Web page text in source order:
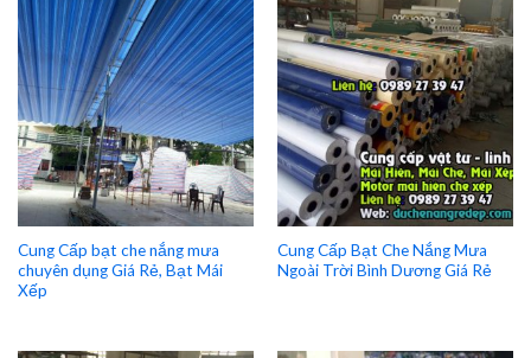
Cung Cấp bạt che nắng mưa
chuyên dụng Giá Rẻ, Bạt Mái
Xếp
Cung Cấp Bạt Che Nắng Mưa
Ngoài Trời Bình Dương Giá Rẻ